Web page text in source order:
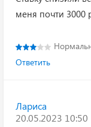
меня почти 3000
Ответить
Лариса
20.05.2023 10:50